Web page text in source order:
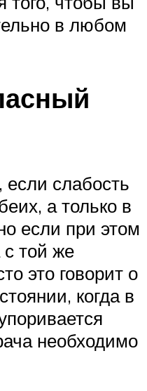
в любом
если слабость
а только в
если при этом
с той же
это говорит о
когда в
необходимо